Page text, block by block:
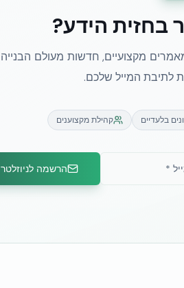
בחזית הידע?
מקצועיים, חדשות מעולם הבנייה
לתיבת המייל שלכם.
בלעדיים קהילת מקצוענים
הרשמה לניוזלטר